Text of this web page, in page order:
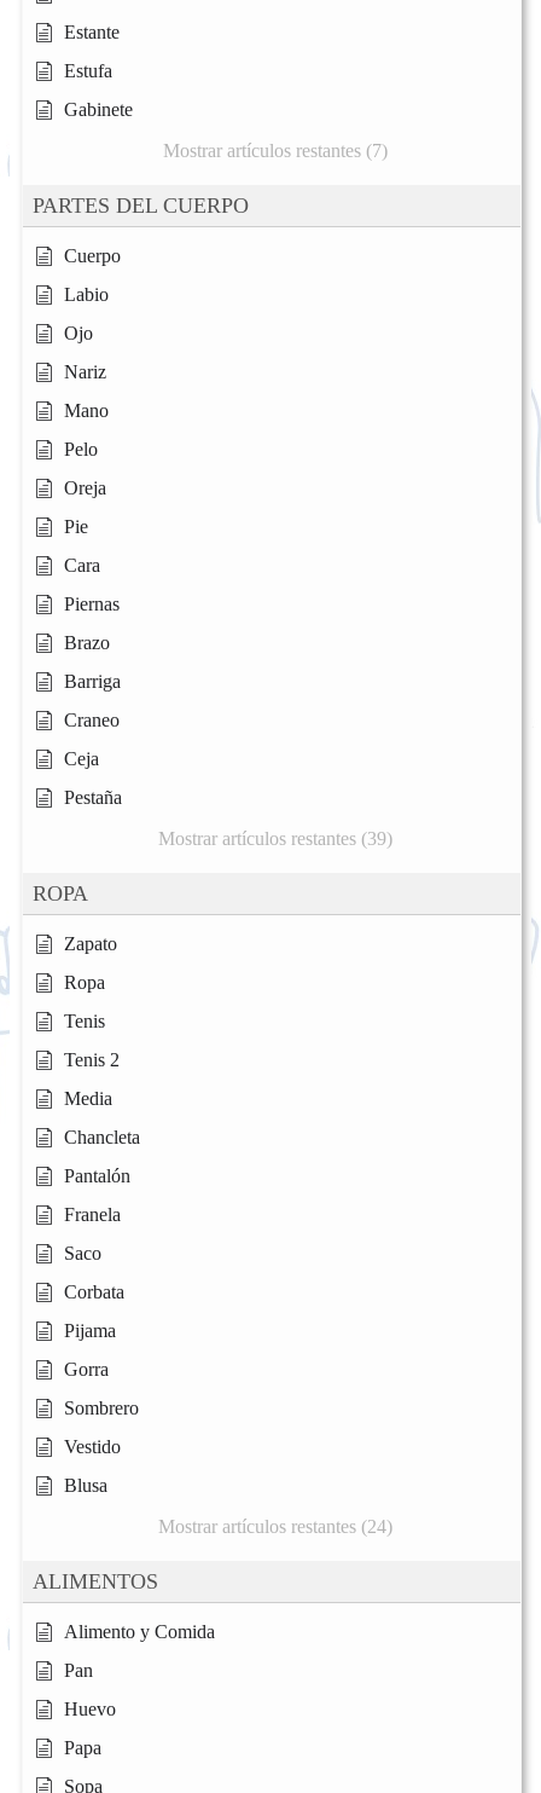
Estante
Estufa
Gabinete
Mostrar artículos restantes (7)
PARTES DEL CUERPO
Cuerpo
Labio
Ojo
Nariz
Mano
Pelo
Oreja
Pie
Cara
Piernas
Brazo
Barriga
Craneo
Ceja
Pestaña
Mostrar artículos restantes (39)
ROPA
Zapato
Ropa
Tenis
Tenis 2
Media
Chancleta
Pantalón
Franela
Saco
Corbata
Pijama
Gorra
Sombrero
Vestido
Blusa
Mostrar artículos restantes (24)
ALIMENTOS
Alimento y Comida
Pan
Huevo
Papa
Sopa